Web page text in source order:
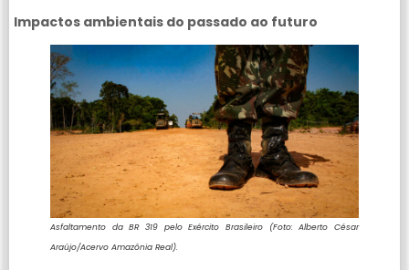
Impactos ambientais do passado ao futuro
Asfaltamento da BR 319 pelo Exército Brasileiro (Foto: Alberto César
Araújo/Acervo Amazônia Real).